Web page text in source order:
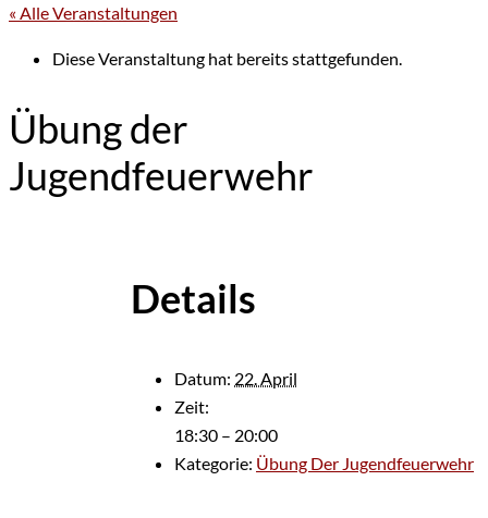
« Alle Veranstaltungen
Diese Veranstaltung hat bereits stattgefunden.
Übung der
Jugendfeuerwehr
Details
Datum: 22. April
Zeit:
18:30 – 20:00
Kategorie: Übung Der Jugendfeuerwehr